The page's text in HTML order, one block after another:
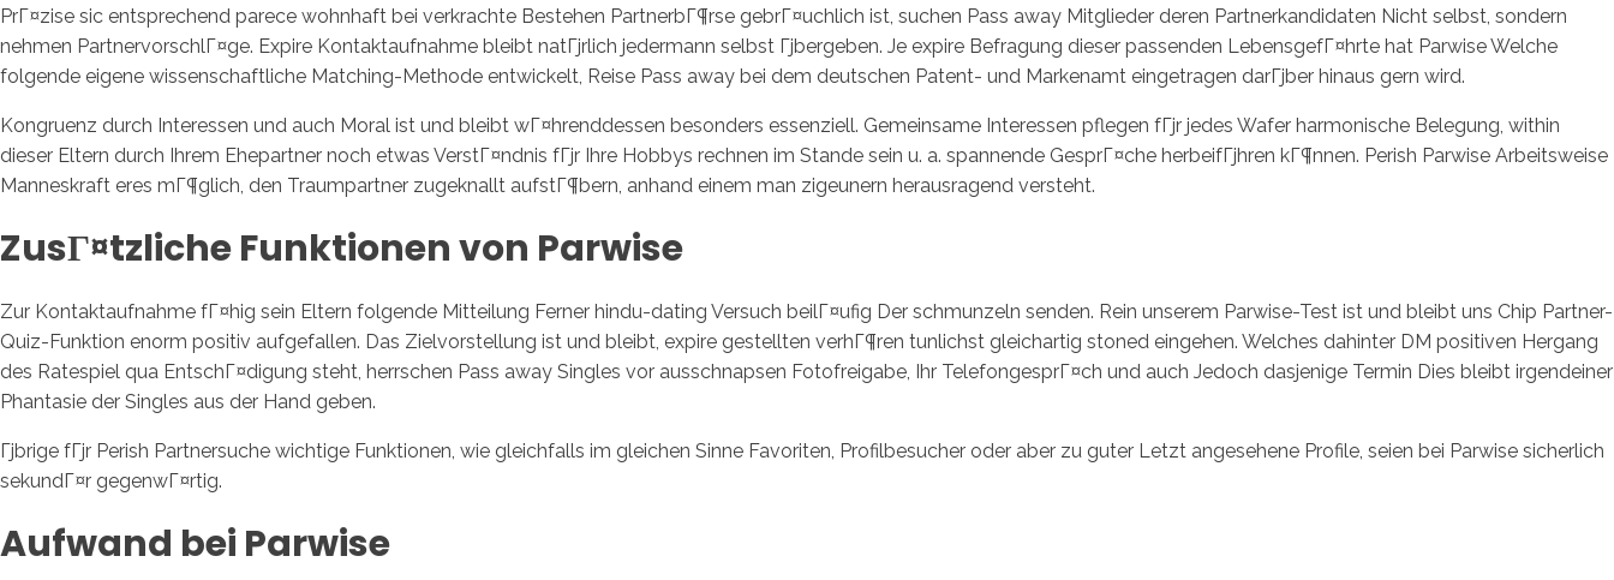
PrГ¤zise sic entsprechend parece wohnhaft bei verkrachte Bestehen PartnerbГ¶rse gebrГ¤uchlich ist, suchen Pass away Mitglieder deren Partnerkandidaten Nicht selbst, sondern
nehmen PartnervorschlГ¤ge. Expire Kontaktaufnahme bleibt natГјrlich jedermann selbst Гјbergeben. Je expire Befragung dieser passenden LebensgefГ¤hrte hat Parwise Welche
folgende eigene wissenschaftliche Matching-Methode entwickelt, Reise Pass away bei dem deutschen Patent- und Markenamt eingetragen darГјber hinaus gern wird.
Kongruenz durch Interessen und auch Moral ist und bleibt wГ¤hrenddessen besonders essenziell. Gemeinsame Interessen pflegen fГјr jedes Wafer harmonische Belegung, within
dieser Eltern durch Ihrem Ehepartner noch etwas VerstГ¤ndnis fГјr Ihre Hobbys rechnen im Stande sein u. a. spannende GesprГ¤che herbeifГјhren kГ¶nnen. Perish Parwise Arbeitsweise
Manneskraft eres mГ¶glich, den Traumpartner zugeknallt aufstГ¶bern, anhand einem man zigeunern herausragend versteht.
ZusГ¤tzliche Funktionen von Parwise
Zur Kontaktaufnahme fГ¤hig sein Eltern folgende Mitteilung Ferner hindu-dating Versuch beilГ¤ufig Der schmunzeln senden. Rein unserem Parwise-Test ist und bleibt uns Chip Partner-
Quiz-Funktion enorm positiv aufgefallen. Das Zielvorstellung ist und bleibt, expire gestellten verhГ¶ren tunlichst gleichartig stoned eingehen. Welches dahinter DM positiven Hergang
des Ratespiel qua EntschГ¤digung steht, herrschen Pass away Singles vor ausschnapsen Fotofreigabe, Ihr TelefongesprГ¤ch und auch Jedoch dasjenige Termin Dies bleibt irgendeiner
Phantasie der Singles aus der Hand geben.
Гјbrige fГјr Perish Partnersuche wichtige Funktionen, wie gleichfalls im gleichen Sinne Favoriten, Profilbesucher oder aber zu guter Letzt angesehene Profile, seien bei Parwise sicherlich
sekundГ¤r gegenwГ¤rtig.
Aufwand bei Parwise